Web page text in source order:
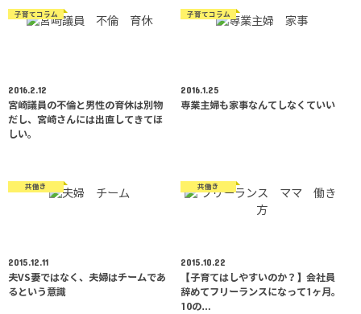
子育てコラム
2016.2.12
宮崎議員の不倫と男性の育休は別物
だし、宮崎さんには出直してきてほ
しい。
子育てコラム
2016.1.25
専業主婦も家事なんてしなくていい
共働き
2015.12.11
夫VS妻ではなく、夫婦はチームであ
るという意識
共働き
2015.10.22
【子育てはしやすいのか？】会社員
辞めてフリーランスになって1ヶ月。
10の…